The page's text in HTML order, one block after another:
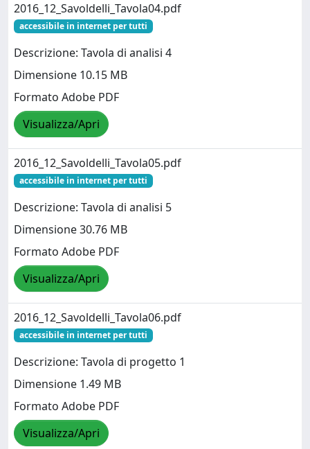
2016_12_Savoldelli_Tavola04.pdf
accessibile in internet per tutti
Descrizione: Tavola di analisi 4
Dimensione 10.15 MB
Formato Adobe PDF
Visualizza/Apri
2016_12_Savoldelli_Tavola05.pdf
accessibile in internet per tutti
Descrizione: Tavola di analisi 5
Dimensione 30.76 MB
Formato Adobe PDF
Visualizza/Apri
2016_12_Savoldelli_Tavola06.pdf
accessibile in internet per tutti
Descrizione: Tavola di progetto 1
Dimensione 1.49 MB
Formato Adobe PDF
Visualizza/Apri